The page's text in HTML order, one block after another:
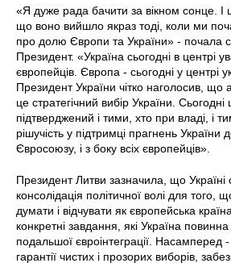
«Я дуже рада бачити за вікном сонце. І
що воно вийшло якраз тоді, коли ми
про долю Європи та України» - почала
Президент. «Україна сьогодні в центрі
європейців. Європа - сьогодні у центрі
Президент України чітко наголосив, що
це стратегічний вибір України. Сьогодні
підтверджений і тими, хто при владі, і
рішучість у підтримці прагнень України
Євросоюзу, і з боку всіх європейців».
Президент Литви зазначила, що Україні
консолідація політичної волі для того,
думати і відчувати як європейська
конкретні завдання, які Україна
подальшої євроінтеграції. Насамперед
гарантії чистих і прозорих виборів,